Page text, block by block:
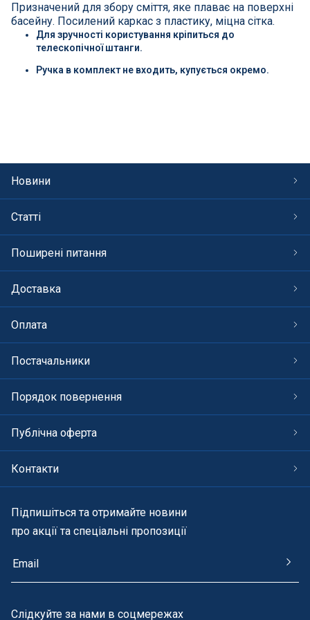
СПА басейни
Осушувачі повітря
Меблі для басейну
Труби і фіттінги
Корисні дрібнички
Розпродаж
Призначений для збору сміття, яке плаває на поверхні
басейну. Посилений каркас з пластику, міцна сітка.
Для зручності користування кріпиться до
телескопічної штанги.
Ручка в комплект не входить, купується окремо.
Новини
Статті
Поширені питання
Доставка
Оплата
Постачальники
Порядок повернення
Публічна оферта
Контакти
Підпишіться та отримайте новини
про акції та спеціальні пропозиції
Cлідкуйте за нами в соцмережах